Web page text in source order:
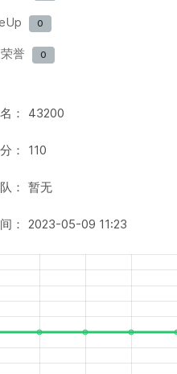
0
誉 0
43200
110
： 暂无
： 2023-05-09 11:23